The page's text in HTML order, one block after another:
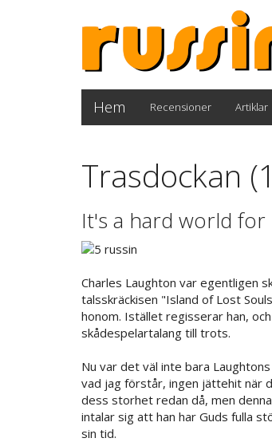
Hem Recensioner Artiklar
Trasdockan
It's a hard world
Charles Laughton var egentligen
talsskräckisen "Island of Lost
honom. Istället regisserar han,
skådespelartalang till trots.
Nu var det väl inte bara
vad jag förstår, ingen jättehit när
dess storhet redan då, men
intalar sig att han har Guds fulla
sin tid.